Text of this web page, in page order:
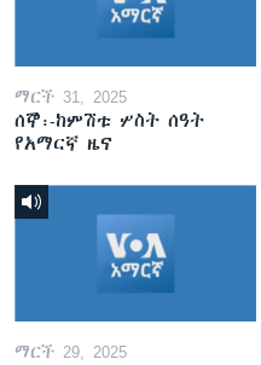
ማርች 31, 2025
ሰኞ፡-ከምሽቱ ሦስት ሰዓት
የአማርኛ ዜና
ማርች 29, 2025